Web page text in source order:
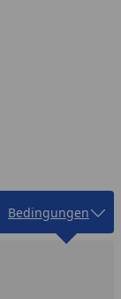
Bedingungen